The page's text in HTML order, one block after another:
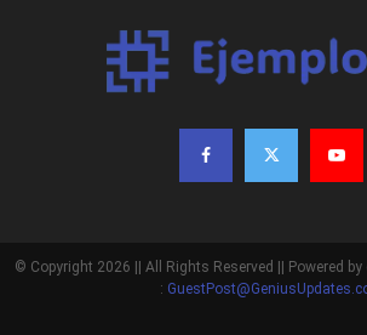
© Copyright 2026 || All Rights Reserved || Powered
: